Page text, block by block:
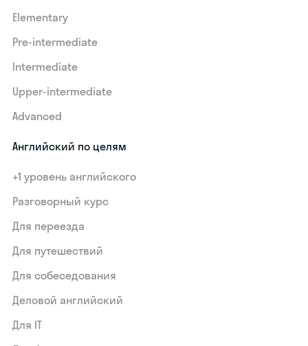
Elementary
Pre-intermediate
Intermediate
Upper-intermediate
Advanced
Английский по целям
+1 уровень английского
Разговорный курс
Для переезда
Для путешествий
Для собеседования
Деловой английский
Для IT